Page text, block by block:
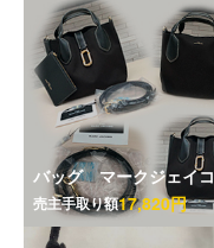
バッグ マークジェイ
売主手取り額17,820円